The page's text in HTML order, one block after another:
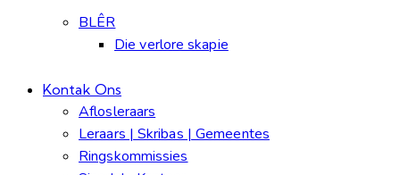
BLÊR
Die verlore skapie
Kontak Ons
Aflosleraars
Leraars | Skribas | Gemeentes
Ringskommissies